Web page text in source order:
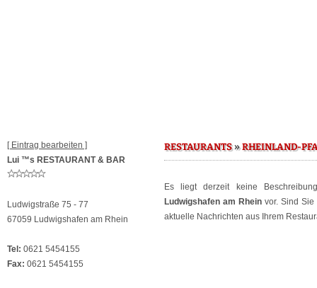
[ Eintrag bearbeiten ]
Lui ™s RESTAURANT & BAR
Ludwigstraße 75 - 77
67059 Ludwigshafen am Rhein
Tel: 0621 5454155
Fax: 0621 5454155
RESTAURANTS»RHEINLAND-
Es liegt derzeit keine
Ludwigshafen am Rhein vor. Sind
aktuelle Nachrichten aus Ihrem